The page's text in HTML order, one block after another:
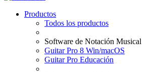
Productos
Todos los productos
Software de Notación Musical
Guitar Pro 8 Win/macOS
Guitar Pro Educación